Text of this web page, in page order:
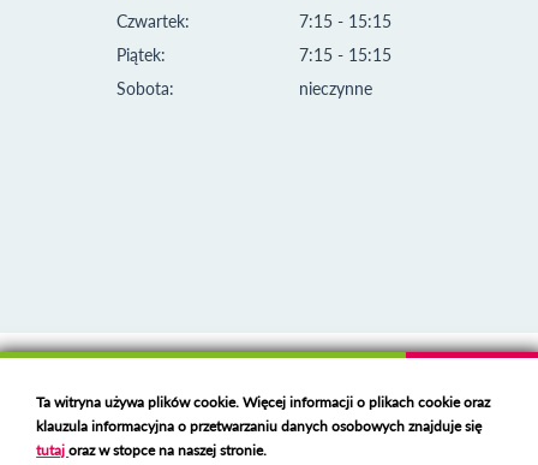
Czwartek:
Piątek:
Sobota:
7:15 - 15:15
7:15 - 15:15
nieczynne
Deklaracja dostępności
Polski serwer RBL
https://polspam.pl/
Ta witryna używa plików cookie. Więcej informacji o plikach cookie oraz
klauzula informacyjna o przetwarzaniu danych osobowych znajduje się
tutajoraz w stopce na naszej stronie.